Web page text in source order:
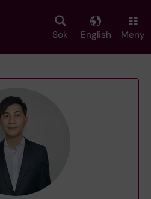
Sök English Meny